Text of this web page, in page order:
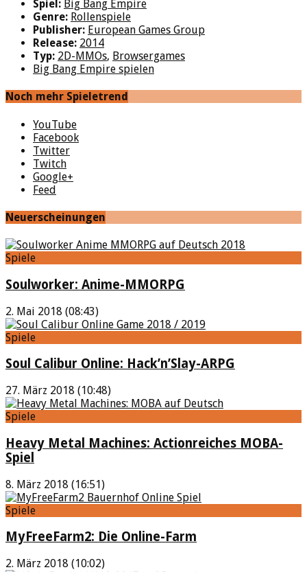
Spiel: Big Bang Empire
Genre: Rollenspiele
Publisher: European Games Group
Release: 2014
Typ: 2D-MMOs, Browsergames
Big Bang Empire spielen
Noch mehr Spieletrend
YouTube
Facebook
Twitter
Twitch
Google+
Feed
Neuerscheinungen
Spiele
Soulworker: Anime-MMORPG
2. Mai 2018 (08:43)
Spiele
Soul Calibur Online: Hack’n’Slay-ARPG
27. März 2018 (10:48)
Spiele
Heavy Metal Machines: Actionreiches MOBA-
Spiel
8. März 2018 (16:51)
Spiele
MyFreeFarm2: Die Online-Farm
2. März 2018 (10:02)